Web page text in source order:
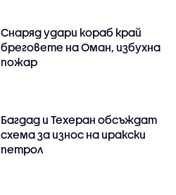
Снаряд удари кораб край
бреговете на Оман, избухна
пожар
Багдад и Техеран обсъждат
схема за износ на иракски
петрол